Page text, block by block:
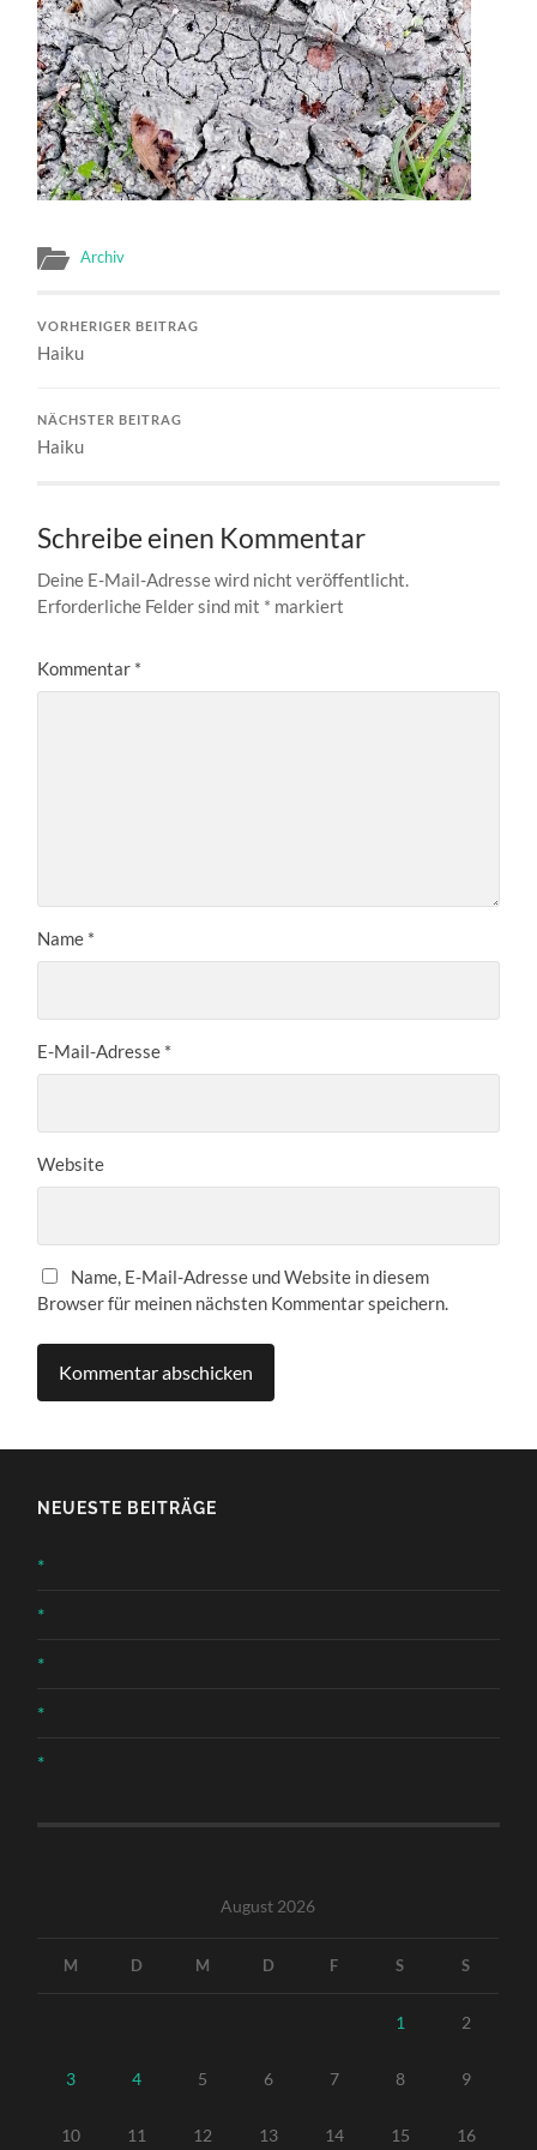
Archiv
VORHERIGER BEITRAG
Haiku
NÄCHSTER BEITRAG
Haiku
Schreibe einen Kommentar
Deine E-Mail-Adresse wird nicht veröffentlicht.
Erforderliche Felder sind mit * markiert
Kommentar *
Name *
E-Mail-Adresse *
Website
Name, E-Mail-Adresse und Website in diesem
Browser für meinen nächsten Kommentar speichern.
NEUESTE BEITRÄGE
*
*
*
*
*
August 2026
M D M D F S S
1 2
3 4 5 6 7 8 9
10 11 12 13 14 15 16